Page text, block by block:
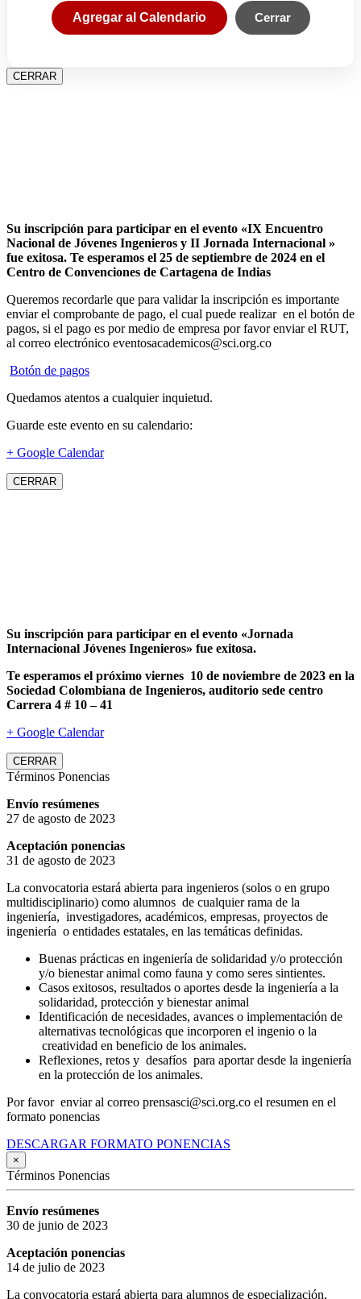
Agregar al Calendario Cerrar
CERRAR
Su inscripción para participar en el evento «IX Encuentro
Nacional de Jóvenes Ingenieros y II Jornada Internacional »
fue exitosa. Te esperamos el 25 de septiembre de 2024 en el
Centro de Convenciones de Cartagena de Indias
Queremos recordarle que para validar la inscripción es importante
enviar el comprobante de pago, el cual puede realizar en el botón de
pagos, si el pago es por medio de empresa por favor enviar el RUT,
al correo electrónico eventosacademicos@sci.org.co
Botón de pagos
Quedamos atentos a cualquier inquietud.
Guarde este evento en su calendario:
+ Google Calendar
CERRAR
Su inscripción para participar en el evento «Jornada
Internacional Jóvenes Ingenieros» fue exitosa.
Te esperamos el próximo viernes 10 de noviembre de 2023 en la
Sociedad Colombiana de Ingenieros, auditorio sede centro
Carrera 4 # 10 – 41
+ Google Calendar
CERRAR
Términos Ponencias
Envío resúmenes
27 de agosto de 2023
Aceptación ponencias
31 de agosto de 2023
La convocatoria estará abierta para ingenieros (solos o en grupo
multidisciplinario) como alumnos de cualquier rama de la
ingeniería, investigadores, académicos, empresas, proyectos de
ingeniería o entidades estatales, en las temáticas definidas.
Buenas prácticas en ingeniería de solidaridad y/o protección
y/o bienestar animal como fauna y como seres sintientes.
Casos exitosos, resultados o aportes desde la ingeniería a la
solidaridad, protección y bienestar animal
Identificación de necesidades, avances o implementación de
alternativas tecnológicas que incorporen el ingenio o la
creatividad en beneficio de los animales.
Reflexiones, retos y desafíos para aportar desde la ingeniería
en la protección de los animales.
Por favor enviar al correo prensasci@sci.org.co el resumen en el
formato ponencias
DESCARGAR FORMATO PONENCIAS
×
Términos Ponencias
Envío resúmenes
30 de junio de 2023
Aceptación ponencias
14 de julio de 2023
La convocatoria estará abierta para alumnos de especialización,